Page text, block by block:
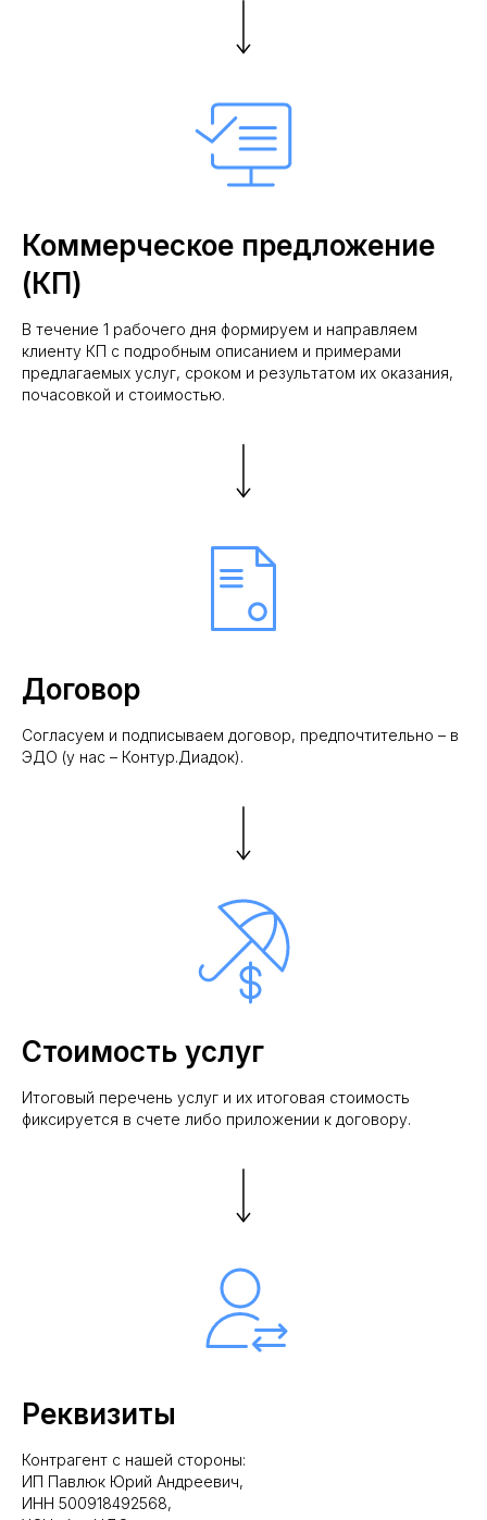
Коммерческое предложение
(КП)
В течение 1 рабочего дня формируем и направляем
клиенту КП с подробным описанием и примерами
предлагаемых услуг, сроком и результатом их оказания,
почасовкой и стоимостью.
Договор
Согласуем и подписываем договор, предпочтительно – в
ЭДО (у нас – Контур.Диадок).
Стоимость услуг
Итоговый перечень услуг и их итоговая стоимость
фиксируется в счете либо приложении к договору.
Реквизиты
Контрагент с нашей стороны:
ИП Павлюк Юрий Андреевич,
ИНН 500918492568,